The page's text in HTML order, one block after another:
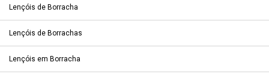
Lençóis de Borracha
Lençóis de Borrachas
Lençóis em Borracha